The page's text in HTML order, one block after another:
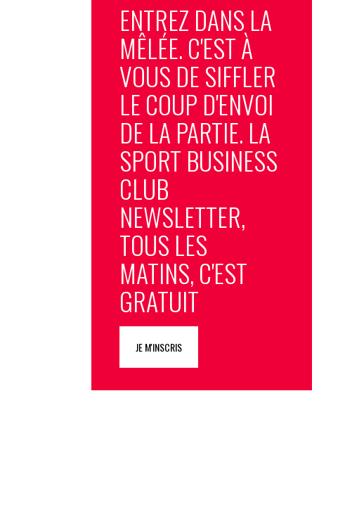
ENTREZ DANS LA
MÊLÉE. C'EST À
VOUS DE SIFFLER
LE COUP D'ENVOI
DE LA PARTIE. LA
SPORT BUSINESS
CLUB
NEWSLETTER,
TOUS LES
MATINS, C'EST
GRATUIT
JE M'INSCRIS